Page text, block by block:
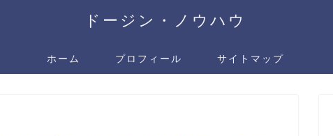
ドージン・ノウハウ
ホーム プロフィール サイトマップ